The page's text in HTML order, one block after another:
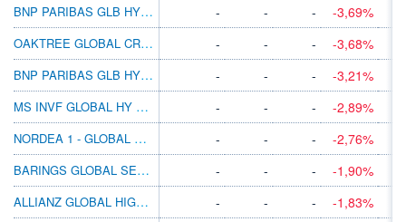
BNP PARIBAS GLB HY BD N CAP
- - -
-3,69%
OAKTREE GLOBAL CREDIT FUND I H EUR INC
- - -
-3,68%
BNP PARIBAS GLB HY BD CL USD MD DIS
- - -
-3,21%
MS INVF GLOBAL HY BD AHX
- - -
-2,89%
NORDEA 1 - GLOBAL HIGH YIELD BD HBI EUR
- - -
-2,76%
BARINGS GLOBAL SENIOR SCRD BD B EUR ACC
- - -
-1,90%
ALLIANZ GLOBAL HIGH YIELD A H2 EUR
- - -
-1,83%